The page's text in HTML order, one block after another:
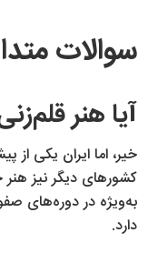
سوالات
آیا هنر
خیر، اما ایران یکی
کشورهای دیگر نیز هنر
به‌ویژه در دوره‌های
دارد.